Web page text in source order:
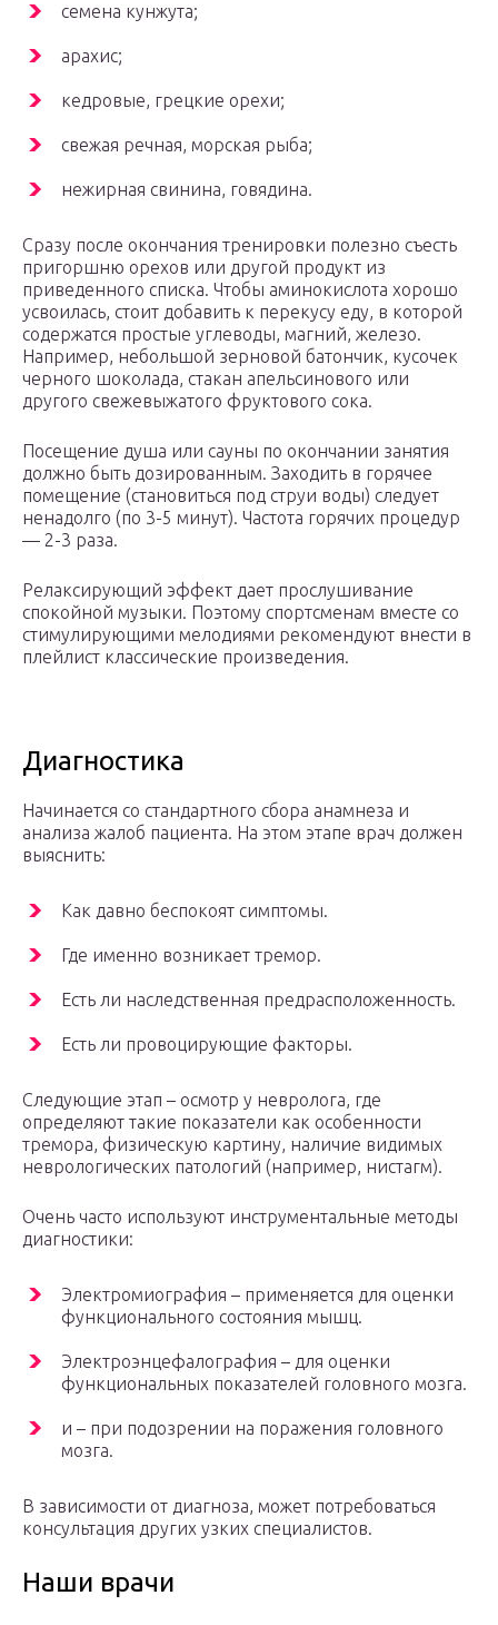
семена кунжута;
арахис;
кедровые, грецкие орехи;
свежая речная, морская рыба;
нежирная свинина, говядина.
Сразу после окончания тренировки полезно съесть
пригоршню орехов или другой продукт из
приведенного списка. Чтобы аминокислота хорошо
усвоилась, стоит добавить к перекусу еду, в которой
содержатся простые углеводы, магний, железо.
Например, небольшой зерновой батончик, кусочек
черного шоколада, стакан апельсинового или
другого свежевыжатого фруктового сока.
Посещение душа или сауны по окончании занятия
должно быть дозированным. Заходить в горячее
помещение (становиться под струи воды) следует
ненадолго (по 3-5 минут). Частота горячих процедур
— 2-3 раза.
Релаксирующий эффект дает прослушивание
спокойной музыки. Поэтому спортсменам вместе со
стимулирующими мелодиями рекомендуют внести в
плейлист классические произведения.
Диагностика
Начинается со стандартного сбора анамнеза и
анализа жалоб пациента. На этом этапе врач должен
выяснить:
Как давно беспокоят симптомы.
Где именно возникает тремор.
Есть ли наследственная предрасположенность.
Есть ли провоцирующие факторы.
Следующие этап – осмотр у невролога, где
определяют такие показатели как особенности
тремора, физическую картину, наличие видимых
неврологических патологий (например, нистагм).
Очень часто используют инструментальные методы
диагностики:
Электромиография – применяется для оценки
функционального состояния мышц.
Электроэнцефалография – для оценки
функциональных показателей головного мозга.
и – при подозрении на поражения головного
мозга.
В зависимости от диагноза, может потребоваться
консультация других узких специалистов.
Наши врачи